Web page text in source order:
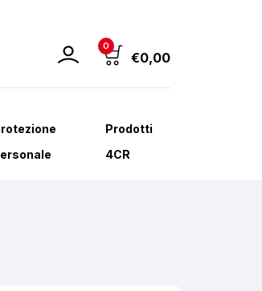
0
€0,00
Prodotti
4CR